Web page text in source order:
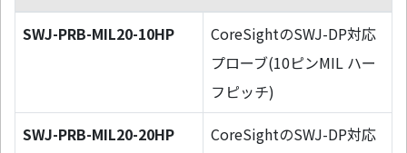
SWJ-PRB-MIL20-10HP
CoreSightのSWJ-DP対応
プローブ(10ピンMIL ハー
フピッチ)
SWJ-PRB-MIL20-20HP
CoreSightのSWJ-DP対応